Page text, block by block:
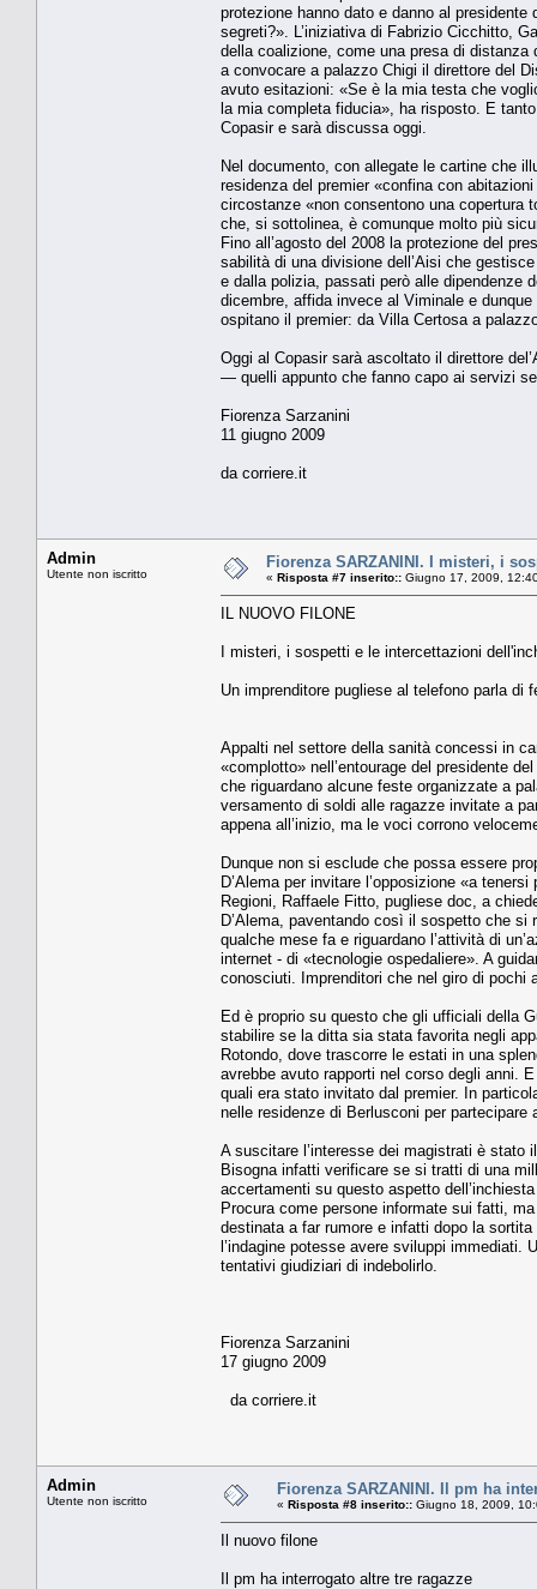
protezione hanno dato e danno al
segreti?». L’iniziativa di Fabrizio Cicchitto,
della coalizio­ne, come una presa di
a convocare a palazzo Chigi il diretto­re del
avuto esita­zioni: «Se è la mia testa che
la mia comple­ta fiducia», ha risposto. E
Copasir e sarà discussa oggi.
Nel documento, con allegate le cartine che
residen­za del premier «confina con
circostan­ze «non consentono una copertura
che, si sottolinea, è comunque molto più
Fino all’agosto del 2008 la protezione del
sabilità di una divisione dell’Aisi che
e dalla polizia, passati però alle di­pendenze
dicem­bre, affida invece al Viminale e
ospitano il premier: da Villa Certosa a
Oggi al Copasir sarà ascoltato il direttore
— quelli appunto che fanno capo ai servizi
Fiorenza Sarzanini
11 giugno 2009
da corriere.it
Admin
Utente non iscritto
Fiorenza SARZANINI. I misteri, i
« Risposta #7 inserito:: Giugno 17, 2009,
IL NUOVO FILONE
I misteri, i sospetti e le intercettazioni
Un imprenditore pugliese al telefono parla di
Appalti nel settore della sanità concessi in
«complotto» nell’entourage del presidente
che riguardano alcune feste organizzate a
versamento di soldi alle ragazze invitate a
appena all’inizio, ma le voci corrono
Dunque non si esclude che possa essere
D’Alema per invitare l’op­posizione «a
Regio­ni, Raffaele Fitto, pugliese doc, a
D’Alema, paven­tando così il sospetto che
qualche mese fa e riguardano l’attività di
internet - di «tec­nologie ospedaliere». A
conosciuti. Impren­ditori che nel giro di pochi
Ed è proprio su que­sto che gli ufficiali della
stabilire se la ditta sia sta­ta favorita negli
Rotondo, dove tra­scorre le estati in una
avrebbe avuto rap­porti nel corso degli anni.
quali era stato in­vitato dal premier. In
nelle residenze di Berlusconi per partecipare
A suscitare l’interesse dei magistrati è stato
Bisogna infatti verificare se si tratti di una
accertamen­ti su questo aspetto
Procura come per­sone informate sui fatti,
destinata a far rumore e infatti dopo la
l’indagine potesse avere sviluppi immediati.
tentativi giudiziari di indebolirlo.
Fiorenza Sarzanini
17 giugno 2009
da corriere.it
Admin
Utente non iscritto
Fiorenza SARZANINI. Il pm ha
« Risposta #8 inserito:: Giugno 18, 2009,
Il nuovo filone
Il pm ha interrogato altre tre ragazze